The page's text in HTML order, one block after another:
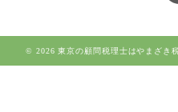
© 2026 東京の顧問税理士はやまざき